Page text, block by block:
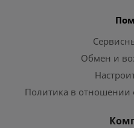
Обмен и
Политика в отношении